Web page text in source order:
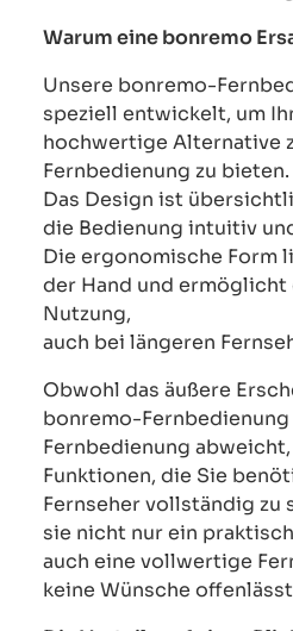
Warum eine bonremo
Unsere bonremo-
speziell entwickelt, um
hochwertige Alternative
Fernbedienung zu bieten.
Das Design ist
die Bedienung intuitiv
Die ergonomische Form
der Hand und
Nutzung,
auch bei längeren
Obwohl das äußere
bonremo-
Fernbedienung
Funktionen, die Sie
Fernseher vollständig zu
sie nicht nur ein
auch eine vollwertige
keine Wünsche